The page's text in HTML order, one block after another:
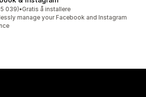
stjerner
039)omtaler
•Gratis å installere
manage your Facebook and Instagram